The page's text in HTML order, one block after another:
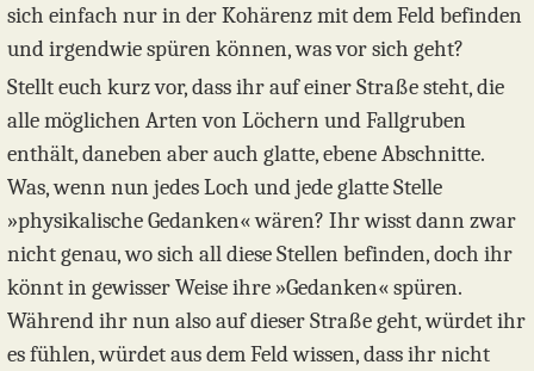
sich einfach nur in der Kohärenz mit dem Feld befinden
und irgendwie spüren können, was vor sich geht?
Stellt euch kurz vor, dass ihr auf einer Straße steht, die
alle möglichen Arten von Löchern und Fallgruben
enthält, daneben aber auch glatte, ebene Abschnitte.
Was, wenn nun jedes Loch und jede glatte Stelle
»physikalische Gedanken« wären? Ihr wisst dann zwar
nicht genau, wo sich all diese Stellen befinden, doch ihr
könnt in gewisser Weise ihre »Gedanken« spüren.
Während ihr nun also auf dieser Straße geht, würdet ihr
es fühlen, würdet aus dem Feld wissen, dass ihr nicht